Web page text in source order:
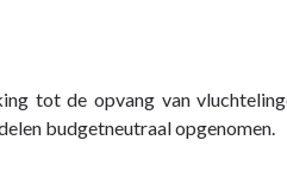
tot de opvang van
budgetneutraal opgenomen.